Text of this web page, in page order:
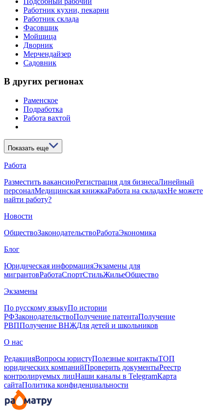
Работник кухни, пекарни
Работник склада
Фасовщик
Мойщица
Дворник
Мерчендайзер
Садовник
В других регионах
Раменское
Подработка
Работа вахтой
Показать еще
Работа
Разместить вакансиюРегистрация для бизнесаЛинейный
персоналМедицинская книжкаРабота на складахНе можете
найти работу?
Новости
ОбществоЗаконодательствоРаботаЭкономика
Блог
Юридическая информацияЭкзамены для
мигрантовРаботаСпортСтильЖильеОбщество
Экзамены
По русскому языкуПо истории
РФЗаконодательствоПолучение патентаПолучение
РВППолучение ВНЖДля детей и школьников
О нас
РедакцияВопросы юристуПолезные контактыТОП
юридических компанийПроверить документыРеестр
контролируемых лицНаши каналы в TelegramКарта
сайтаПолитика конфиденциальности